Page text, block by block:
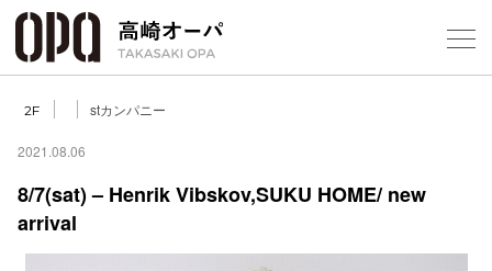
2F stカンパニー
2021.08.06
8/7(sat) – Henrik Vibskov,SUKU HOME/ new
arrival
ショッ